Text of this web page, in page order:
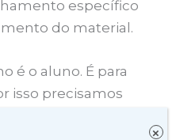
específico
do material.
é o aluno. É para
isso precisamos
×